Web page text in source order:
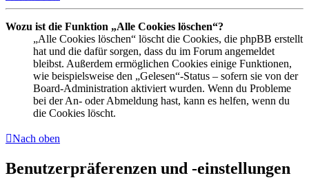
Wozu ist die Funktion „Alle Cookies löschen“?
„Alle Cookies löschen“ löscht die Cookies, die phpBB erstellt
hat und die dafür sorgen, dass du im Forum angemeldet
bleibst. Außerdem ermöglichen Cookies einige Funktionen,
wie beispielsweise den „Gelesen“-Status – sofern sie von der
Board-Administration aktiviert wurden. Wenn du Probleme
bei der An- oder Abmeldung hast, kann es helfen, wenn du
die Cookies löscht.
Nach oben
Benutzerpräferenzen und -einstellungen